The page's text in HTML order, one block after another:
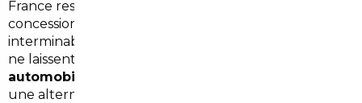
France reste sous tension : stocks limités chez les
concessionnaires, délais d'attente parfois
interminables pour les modèles neufs, et des prix qui
ne laissent guère de place à la négociation. L'
automobile depuis l'Europe
une alternative sérieuse, à condition de savoir